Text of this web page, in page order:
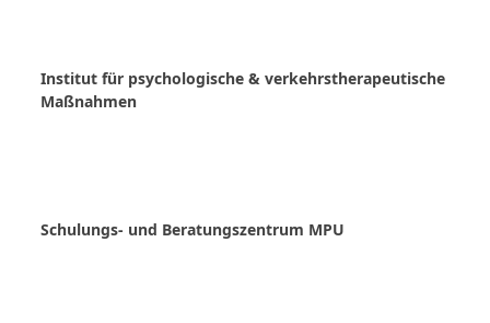
Institut für psychologische & verkehrstherapeutische
Maßnahmen
Schulungs- und Beratungszentrum MPU